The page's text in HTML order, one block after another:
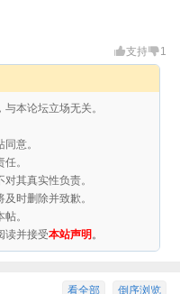
支持 1
本论坛立场无关。
意。
。
其真实性负责。
时删除并致歉。
。
读并接受本站声明 。
倒序浏览
看全部